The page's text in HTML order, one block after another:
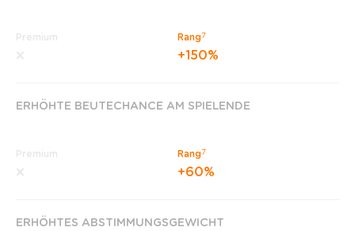
Premium Rang7
+150%
ERHÖHTE BEUTECHANCE AM SPIELENDE
Premium Rang7
+60%
ERHÖHTES ABSTIMMUNGSGEWICHT